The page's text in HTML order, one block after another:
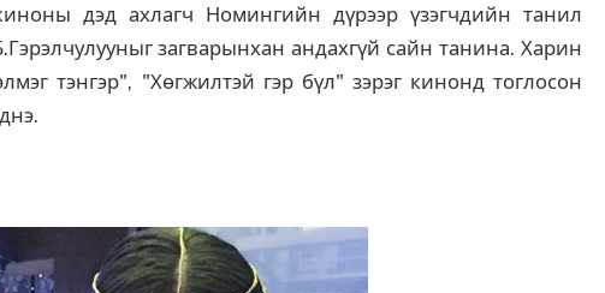
дэд ахлагч Номингийн дүрээр үзэгчдийн танил
загварынхан андахгүй сайн танина. Харин
тэнгэр", "Хөгжилтэй гэр бүл" зэрэг кинонд тоглосон